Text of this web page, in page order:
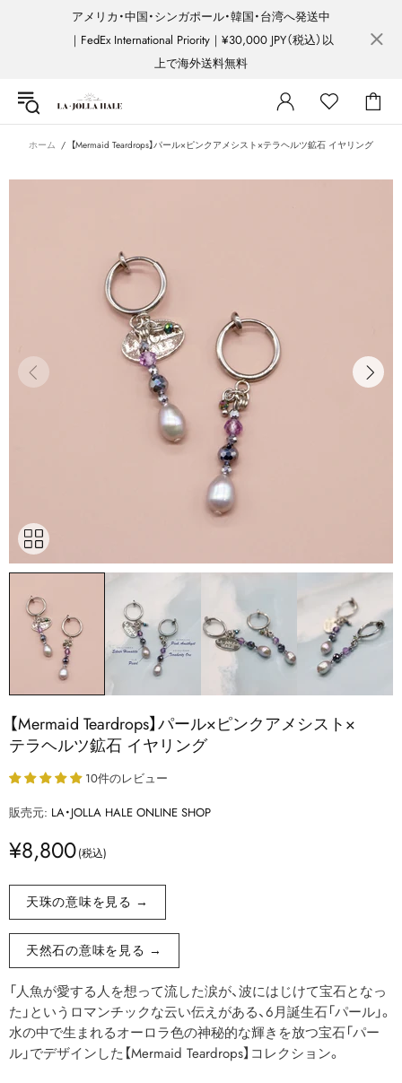
アメリカ・中国・シンガポール・韓国・台湾へ発送中
｜FedEx International Priority｜¥30,000 JPY（税込）以
上で海外送料無料
ホーム 【Mermaid Teardrops】パール×ピンクアメシスト×テラヘルツ鉱石 イヤリング
【Mermaid Teardrops】パール×ピンクアメシスト×
テラヘルツ鉱石 イヤリング
10件のレビュー
販売元: LA・JOLLA HALE ONLINE SHOP
¥8,800
天珠の意味を見る →
天然石の意味を見る →
「人魚が愛する人を想って流した涙が、波にはじけて宝石となっ
た」というロマンチックな云い伝えがある、6月誕生石「パール」。
水の中で生まれるオーロラ色の神秘的な輝きを放つ宝石「パー
ル」でデザインした【Mermaid Teardrops】コレクション。